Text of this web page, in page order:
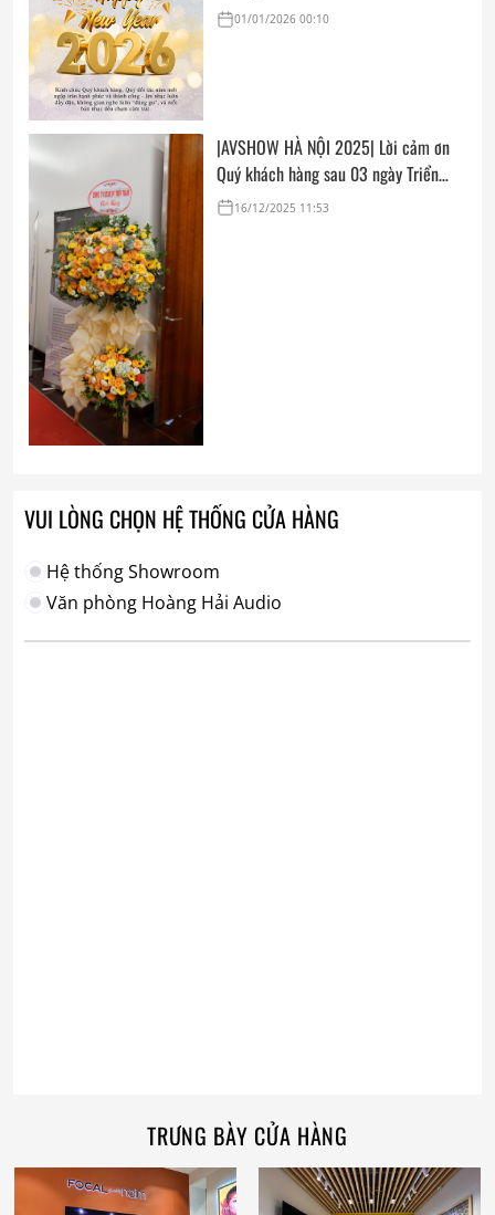
01/01/2026 00:10
|AVSHOW HÀ NỘI 2025| Lời cảm ơn
Quý khách hàng sau 03 ngày Triển
lãm16/12/2025 11:53
VUI LÒNG CHỌN HỆ THỐNG CỬA HÀNG
Hệ thống Showroom
Văn phòng Hoàng Hải Audio
TRƯNG BÀY CỬA HÀNG